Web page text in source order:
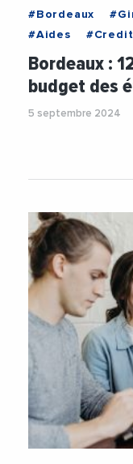
#Bordeaux
#Aides
#Solidarite
Bordeaux :
budget des
5 septembre 2024